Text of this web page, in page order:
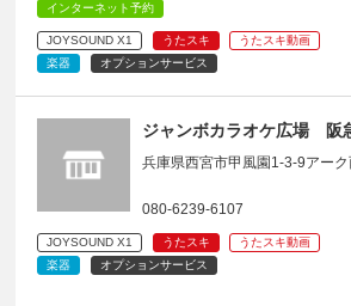
インターネット予約
JOYSOUND X1 うたスキ
うたスキ動画
楽器
オプションサービス
ジャンボカラオケ広場 阪
兵庫県西宮市甲風園1-3-9アー
080-6239-6107
JOYSOUND X1 うたスキ
うたスキ動画
楽器
オプションサービス